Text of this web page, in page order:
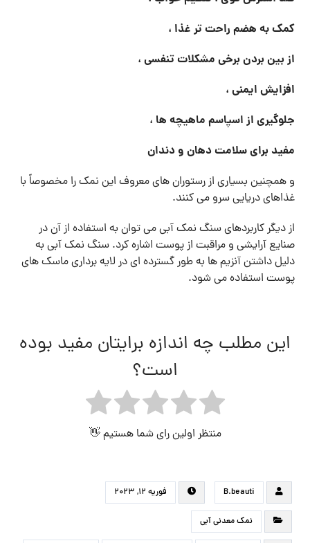
کمک به هضم راحت تر غذا ،
از بین بردن برخی مشکلات تنفسی ،
افزایش ایمنی ،
جلوگیری از اسپاسم ماهیچه ها ،
مفید برای سلامت دهان و دندان
و همچنین بسیاری از رستوران های معروف این نمک را مخصوصاً با
غذاهای دریایی سرو می کنند.
از دیگر کاربردهای سنگ نمک آبی می توان به استفاده از آن در
صنایع آرایشی و مراقبت از پوست اشاره کرد. سنگ نمک آبی به
دلیل داشتن آنزیم ها به طور گسترده ای در لایه برداری ماسک های
پوست استفاده می شود.
این مطلب چه اندازه برایتان مفید بوده
است؟
منتظر اولین رای شما هستیم 👋
B.beauti فوریه ۱۲, ۲۰۲۳
نمک معدنی آبی